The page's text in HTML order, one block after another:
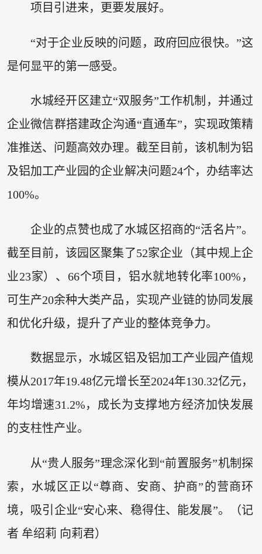
项目引进来，更要发展好。
“对于企业反映的问题，政府回应很快。”这
是何显平的第一感受。
水城经开区建立“双服务”工作机制，并通过
企业微信群搭建政企沟通“直通车”，实现政策精
准推送、问题高效办理。截至目前，该机制为铝
及铝加工产业园的企业解决问题24个，办结率达
100%。
企业的点赞也成了水城区招商的“活名片”。
截至目前，该园区聚集了52家企业（其中规上企
业23家）、66个项目，铝水就地转化率100%，
可生产20余种大类产品，实现产业链的协同发展
和优化升级，提升了产业的整体竞争力。
数据显示，水城区铝及铝加工产业园产值规
模从2017年19.48亿元增长至2024年130.32亿元，
年均增速31.2%，成长为支撑地方经济加快发展
的支柱性产业。
从“贵人服务”理念深化到“前置服务”机制探
索，水城区正以“尊商、安商、护商”的营商环
境，吸引企业“安心来、稳得住、能发展”。（记
者 牟绍莉 向莉君）